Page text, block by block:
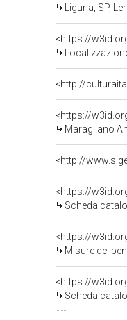
Liguria, SP,
<https://
<http://
<https://
Maragliano
<https://
Scheda
<https://
Misure del
<https://
Scheda